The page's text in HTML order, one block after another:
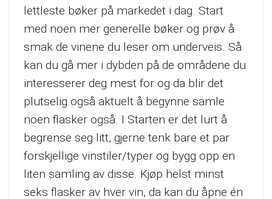
lettleste bøker på markedet i dag. Start
med noen mer generelle bøker og prøv å
smak de vinene du leser om underveis. Så
kan du gå mer i dybden på de områdene du
interesserer deg mest for og da blir det
plutselig også aktuelt å begynne samle
noen flasker også. I Starten er det lurt å
begrense seg litt, gjerne tenk bare et par
forskjellige vinstiler/typer og bygg opp en
liten samling av disse. Kjøp helst minst
seks flasker av hver vin, da kan du åpne én